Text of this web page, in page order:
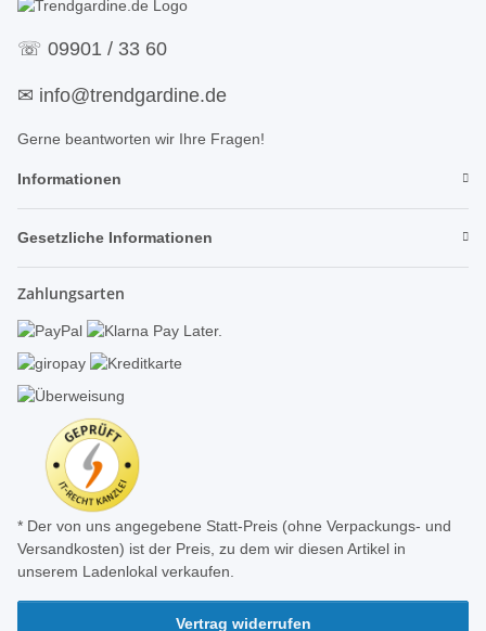
☏ 09901 / 33 60
✉ info@trendgardine.de
Gerne beantworten wir Ihre Fragen!
Informationen
Gesetzliche Informationen
Zahlungsarten
* Der von uns angegebene Statt-Preis (ohne Verpackungs- und
Versandkosten) ist der Preis, zu dem wir diesen Artikel in
unserem Ladenlokal verkaufen.
Vertrag widerrufen